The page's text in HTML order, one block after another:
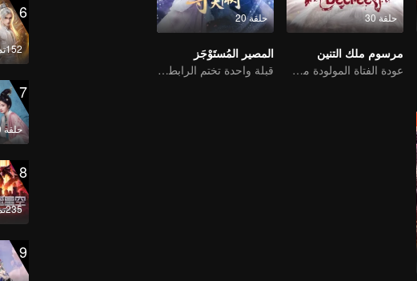
حلقة 30
مرسوم ملك التنين
عودة الفتاة المولودة من محظية والمُستهزأ بها
حلقة 20
المصير المُستَوْجَز
قبلة واحدة تختم الرابطة، حب يدوم ألف عام
6
152تم تجديد الحلقة
7
حلقة 40
8
235تم تجديد الحلقة
9